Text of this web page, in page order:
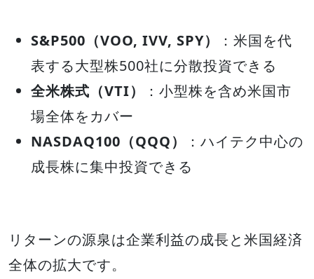
S&P500（VOO, IVV, SPY）
：米国を代
表する大型株500社に分散投資できる
全米株式（VTI）
：小型株を含め米国市
場全体をカバー
NASDAQ100（QQQ）
：ハイテク中心の
成長株に集中投資できる
リターンの源泉は企業利益の成長と米国経済
全体の拡大です。